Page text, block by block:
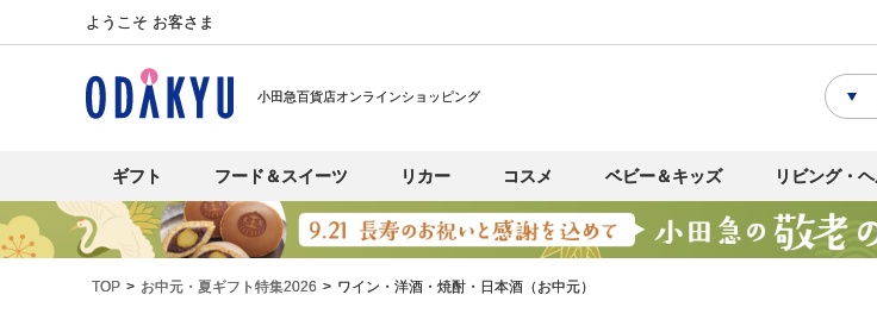
ようこそ お客さま
小田急百貨店オンラインショッピング
ギフト フード＆スイーツ リカー コスメ ベビー＆キッズ リビング・
TOP お中元・夏ギフト特集2026 ワイン・洋酒・焼酎・日本酒（お中元）